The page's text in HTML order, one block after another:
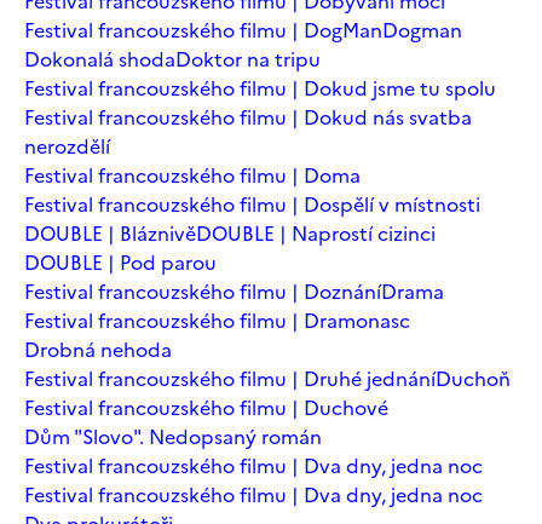
Festival francouzského filmu | DogManDogman
Dokonalá shodaDoktor na tripu
Festival francouzského filmu | Dokud jsme tu spolu
Festival francouzského filmu | Dokud nás svatba
nerozdělí
Festival francouzského filmu | Doma
Festival francouzského filmu | Dospělí v místnosti
DOUBLE | BláznivěDOUBLE | Naprostí cizinci
DOUBLE | Pod parou
Festival francouzského filmu | DoznáníDrama
Festival francouzského filmu | Dramonasc
Drobná nehoda
Festival francouzského filmu | Druhé jednáníDuchoň
Festival francouzského filmu | Duchové
Dům "Slovo". Nedopsaný román
Festival francouzského filmu | Dva dny, jedna noc
Festival francouzského filmu | Dva dny, jedna noc